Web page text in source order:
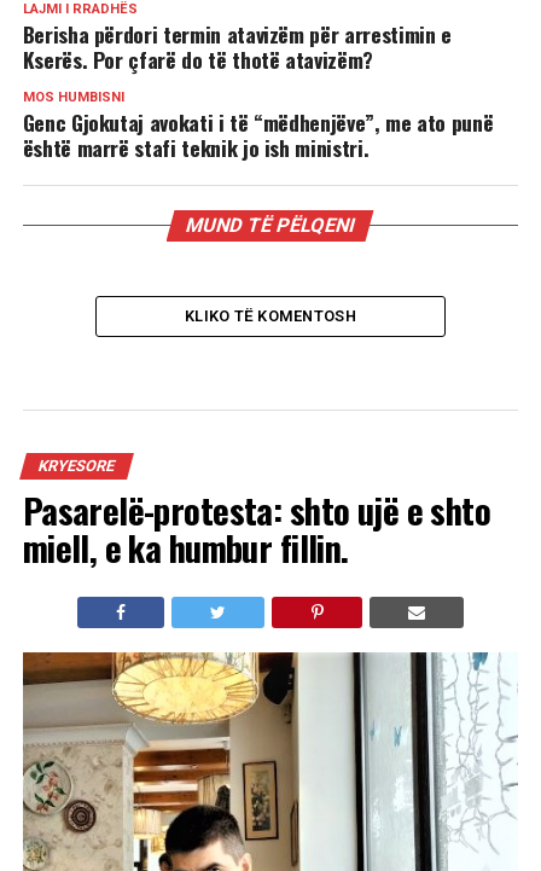
LAJMI I RRADHËS
Berisha përdori termin atavizëm për arrestimin e
Kserës. Por çfarë do të thotë atavizëm?
MOS HUMBISNI
Genc Gjokutaj avokati i të “mëdhenjëve”, me ato punë
është marrë stafi teknik jo ish ministri.
MUND TË PËLQENI
KLIKO TË KOMENTOSH
KRYESORE
Pasarelë-protesta: shto ujë e shto
miell, e ka humbur fillin.